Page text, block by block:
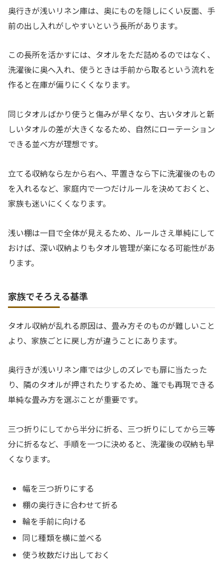
奥行きが浅いリネン庫は、奥にものを隠しにくい反面、手
前の出し入れがしやすいという長所があります。
この長所を活かすには、タオルをただ詰めるのではなく、
洗濯後に奥へ入れ、使うときは手前から取るという流れを
作ると在庫が偏りにくくなります。
同じタオルばかり使うと傷みが早くなり、古いタオルと新
しいタオルの差が大きくなるため、自然にローテーション
できる並べ方が理想です。
立てる収納なら左から右へ、平置きなら下に洗濯後のもの
を入れるなど、家庭内で一つだけルールを決めておくと、
家族も迷いにくくなります。
浅い棚は一目で全体が見えるため、ルールさえ単純にして
おけば、深い収納よりもタオル管理が楽になる可能性があ
ります。
家族でそろえる基準
タオル収納が乱れる原因は、畳み方そのものが難しいこと
より、家族ごとに戻し方が違うことにあります。
奥行きが浅いリネン庫では少しのズレでも扉に当たった
り、隣のタオルが押されたりするため、誰でも再現できる
単純な畳み方を選ぶことが重要です。
三つ折りにしてから半分に折る、三つ折りにしてから三等
分に折るなど、手順を一つに決めると、洗濯後の収納も早
くなります。
幅を三つ折りにする
棚の奥行きに合わせて折る
輪を手前に向ける
同じ種類を横に並べる
使う枚数だけ出しておく